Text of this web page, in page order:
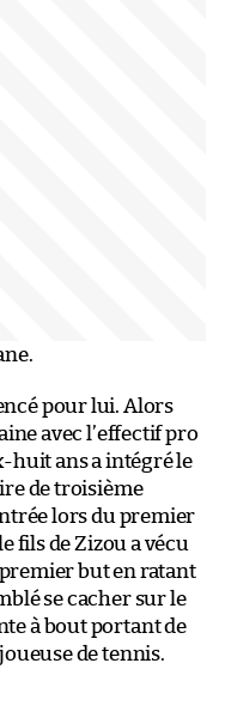
pour lui. Alors
avec l’effectif pro
huit ans a intégré le
de troisième
lors du premier
fils de Zizou a vécu
but en ratant
se cacher sur le
à bout portant de
de tennis.